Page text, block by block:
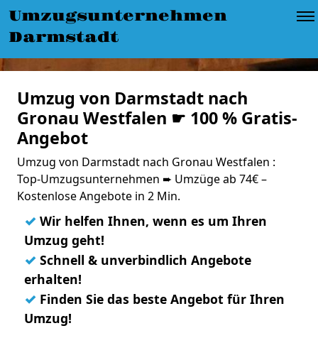
Umzugsunternehmen
Darmstadt
Umzug von Darmstadt nach
Gronau Westfalen ☛ 100 % Gratis-
Angebot
Umzug von Darmstadt nach Gronau Westfalen :
Top-Umzugsunternehmen ➨ Umzüge ab 74€ –
Kostenlose Angebote in 2 Min.
✓ Wir helfen Ihnen, wenn es um Ihren
Umzug geht!
✓ Schnell & unverbindlich Angebote
erhalten!
✓ Finden Sie das beste Angebot für Ihren
Umzug!